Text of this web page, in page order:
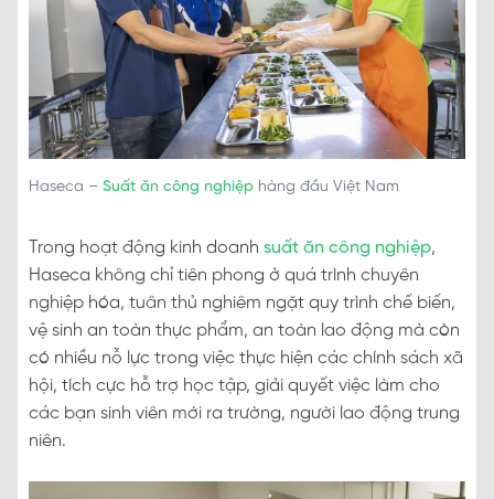
Haseca – Suất ăn công nghiệp hàng đầu Việt Nam
Trong hoạt động kinh doanh suất ăn công nghiệp,
Haseca không chỉ tiên phong ở quá trình chuyên
nghiệp hóa, tuân thủ nghiêm ngặt quy trình chế biến,
vệ sinh an toàn thực phẩm, an toàn lao động mà còn
có nhiều nỗ lực trong việc thực hiện các chính sách xã
hội, tích cực hỗ trợ học tập, giải quyết việc làm cho
các bạn sinh viên mới ra trường, người lao động trung
niên.